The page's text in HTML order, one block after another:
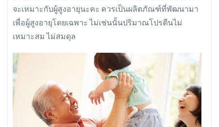
จะเหมาะกับผู้สูงอายุนะคะ ควรเป็นผลิตภัณฑ์ที่พัฒนามา
เพื่อผู้สูงอายุโดยเฉพาะ ไม่เช่นนั้นปริมาณโปรตีนไม่
เหมาะสม ไม่สมดุล